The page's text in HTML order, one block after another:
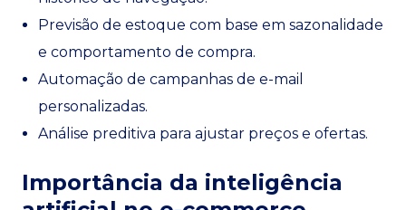
Previsão de estoque com base em sazonalidade
e comportamento de compra.
Automação de campanhas de e-mail
personalizadas.
Análise preditiva para ajustar preços e ofertas.
Importância da inteligência